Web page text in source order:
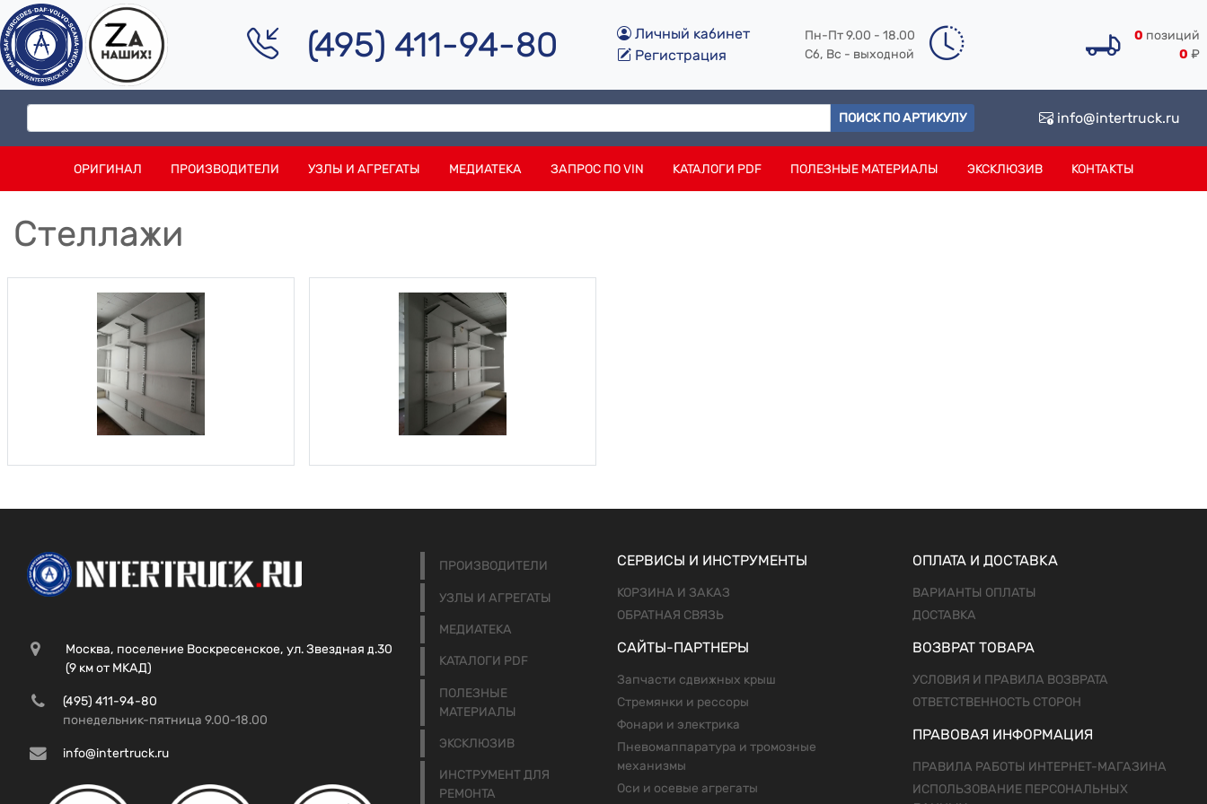
(495) 411-94-80
Личный кабинет
Регистрация
Пн-Пт 9.00 - 18.00
Сб, Вс - выходной
0 позиций
0 ₽
ПОИСК ПО АРТИКУЛУ info@intertruck.ru
ОРИГИНАЛ ПРОИЗВОДИТЕЛИ УЗЛЫ И АГРЕГАТЫ МЕДИАТЕКА ЗАПРОС ПО VIN КАТАЛОГИ PDF ПОЛЕЗНЫЕ МАТЕРИАЛЫ ЭКСКЛЮЗИВ КОНТАКТЫ
Стеллажи
Москва, поселение Воскресенское, ул. Звездная д.30
(9 км от МКАД)
(495) 411-94-80
понедельник-пятница 9.00-18.00
info@intertruck.ru
ПРОИЗВОДИТЕЛИ
УЗЛЫ И АГРЕГАТЫ
МЕДИАТЕКА
КАТАЛОГИ PDF
ПОЛЕЗНЫЕ
МАТЕРИАЛЫ
ЭКСКЛЮЗИВ
ИНСТРУМЕНТ ДЛЯ
РЕМОНТА
СЕРВИСЫ И ИНСТРУМЕНТЫ
КОРЗИНА И ЗАКАЗ
ОБРАТНАЯ СВЯЗЬ
САЙТЫ-ПАРТНЕРЫ
Запчасти сдвижных крыш
Стремянки и рессоры
Фонари и электрика
Пневомаппаратура и тромозные
механизмы
Оси и осевые агрегаты
ОПЛАТА И ДОСТАВКА
ВАРИАНТЫ ОПЛАТЫ
ДОСТАВКА
ВОЗВРАТ ТОВАРА
УСЛОВИЯ И ПРАВИЛА ВОЗВРАТА
ОТВЕТСТВЕННОСТЬ СТОРОН
ПРАВОВАЯ ИНФОРМАЦИЯ
ПРАВИЛА РАБОТЫ ИНТЕРНЕТ-МАГАЗИНА
ИСПОЛЬЗОВАНИЕ ПЕРСОНАЛЬНЫХ